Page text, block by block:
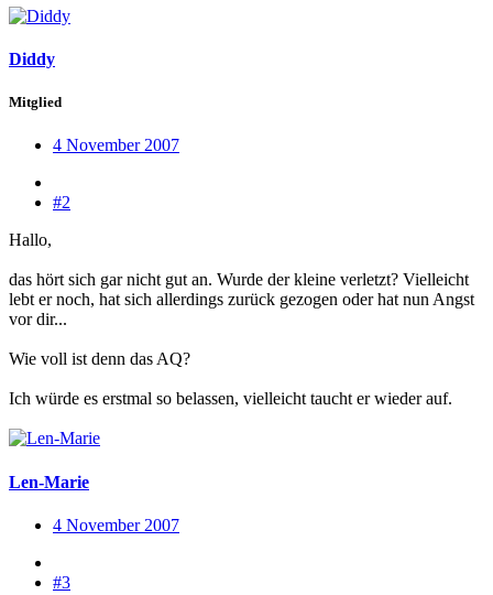
Diddy
Mitglied
4 November 2007
#2
Hallo,
das hört sich gar nicht gut an. Wurde der kleine verletzt? Vielleicht
lebt er noch, hat sich allerdings zurück gezogen oder hat nun Angst
vor dir...
Wie voll ist denn das AQ?
Ich würde es erstmal so belassen, vielleicht taucht er wieder auf.
Len-Marie
4 November 2007
#3